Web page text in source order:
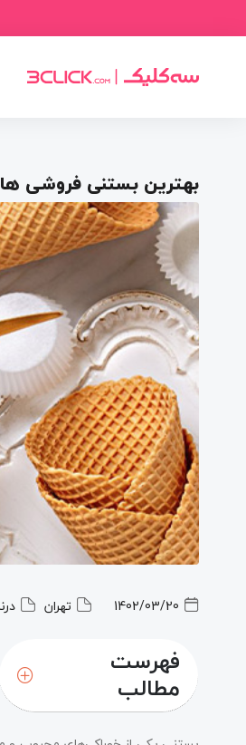
بهترین بستنی فروشی‌
1402/03/20 تهران
فهرست
مطالب